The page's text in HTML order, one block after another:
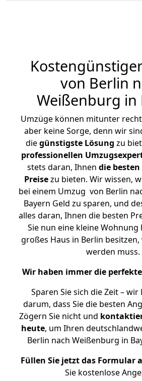
von Berlin
Weißenburg in
Umzüge können mitunter
aber keine Sorge, denn wir
diegünstigste Lösung zu
professionellen
stets daran, Ihnen die
Preisezu bieten. Wir wissen,
bei einem Umzug von Berlin
Bayern Geld zu sparen, und
alles daran, Ihnen die besten
Sie nun eine kleine Wohnung
großes Haus in Berlin
werden muss.
Wir haben immer die
Sparen Sie sich die Zeit –
darum, dass Sie die besten
Zögern Sie nicht und
heute, um Ihren
Berlin nach Weißenburg in
Füllen Sie jetzt das Formular
Sie kostenlose